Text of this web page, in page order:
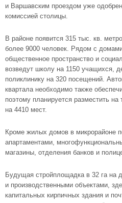
и Варшавским проездом уже
комиссией столицы.
В районе появится 315 тыс. кв.
более 9000 человек. Рядом с
общественное пространство и
возведут школу на 1150 учащихся,
поликлинику на 320 посещений.
квартала необходимо также
поэтому планируется разместить на
на 4410 мест.
Кроме жилых домов в микрорайоне
апартаментами,
магазины, отделения банков и
Будущая стройплощадка в 32 га на
и производственными объектами,
капитальных кирпичных здания и